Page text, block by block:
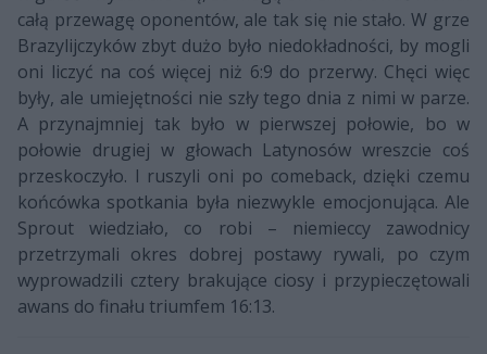
całą przewagę oponentów, ale tak się nie stało. W grze
Brazylijczyków zbyt dużo było niedokładności, by mogli
oni liczyć na coś więcej niż 6:9 do przerwy. Chęci więc
były, ale umiejętności nie szły tego dnia z nimi w parze.
A przynajmniej tak było w pierwszej połowie, bo w
połowie drugiej w głowach Latynosów wreszcie coś
przeskoczyło. I ruszyli oni po comeback, dzięki czemu
końcówka spotkania była niezwykle emocjonująca. Ale
Sprout wiedziało, co robi – niemieccy zawodnicy
przetrzymali okres dobrej postawy rywali, po czym
wyprowadzili cztery brakujące ciosy i przypieczętowali
awans do finału triumfem 16:13.